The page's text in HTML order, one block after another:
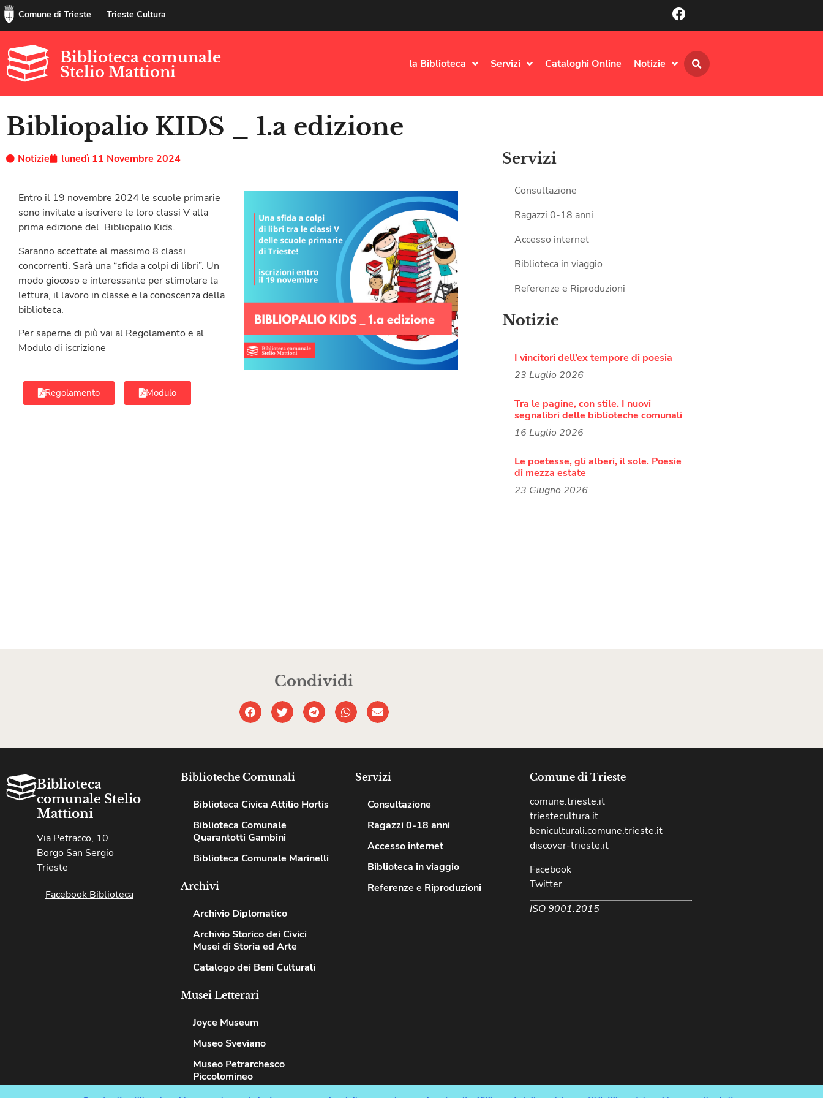
Comune di Trieste Trieste Cultura
Biblioteca comunale
Stelio Mattioni
la Biblioteca Servizi Cataloghi Online Notizie
Bibliopalio KIDS _ 1.a edizione
Notizie lunedì 11 Novembre 2024
Entro il 19 novembre 2024 le scuole primarie
sono invitate a iscrivere le loro classi V alla
prima edizione del Bibliopalio Kids.
Saranno accettate al massimo 8 classi
concorrenti. Sarà una “sfida a colpi di libri”. Un
modo giocoso e interessante per stimolare la
lettura, il lavoro in classe e la conoscenza della
biblioteca.
Per saperne di più vai al Regolamento e al
Modulo di iscrizione
Regolamento Modulo
Servizi
Consultazione
Ragazzi 0-18 anni
Accesso internet
Biblioteca in viaggio
Referenze e Riproduzioni
Notizie
I vincitori dell’ex tempore di poesia
23 Luglio 2026
Tra le pagine, con stile. I nuovi
segnalibri delle biblioteche comunali
16 Luglio 2026
Le poetesse, gli alberi, il sole. Poesie
di mezza estate
23 Giugno 2026
Condividi
Biblioteca
comunale Stelio
Mattioni
Via Petracco, 10
Borgo San Sergio
Trieste
Facebook Biblioteca
Biblioteche Comunali
Biblioteca Civica Attilio Hortis
Biblioteca Comunale
Quarantotti Gambini
Biblioteca Comunale Marinelli
Archivi
Archivio Diplomatico
Archivio Storico dei Civici
Musei di Storia ed Arte
Catalogo dei Beni Culturali
Musei Letterari
Joyce Museum
Museo Sveviano
Museo Petrarchesco
Piccolomineo
Servizi
Consultazione
Ragazzi 0-18 anni
Accesso internet
Biblioteca in viaggio
Referenze e Riproduzioni
Comune di Trieste
comune.trieste.it
triestecultura.it
beniculturali.comune.trieste.it
discover-trieste.it
Facebook
Twitter
ISO 9001:2015